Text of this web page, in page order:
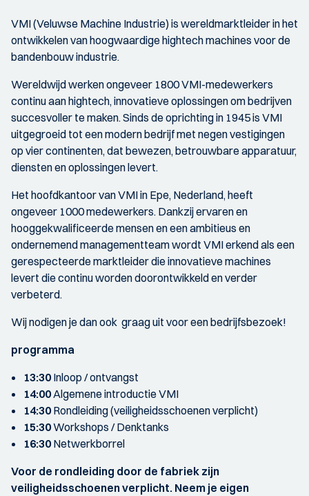
VMI (Veluwse Machine Industrie) is wereldmarktleider in het
ontwikkelen van hoogwaardige hightech machines voor de
bandenbouw industrie.
Wereldwijd werken ongeveer 1800 VMI-medewerkers
continu aan hightech, innovatieve oplossingen om bedrijven
succesvoller te maken. Sinds de oprichting in 1945 is VMI
uitgegroeid tot een modern bedrijf met negen vestigingen
op vier continenten, dat bewezen, betrouwbare apparatuur,
diensten en oplossingen levert.
Het hoofdkantoor van VMI in Epe, Nederland, heeft
ongeveer 1000 medewerkers. Dankzij ervaren en
hooggekwalificeerde mensen en een ambitieus en
ondernemend managementteam wordt VMI erkend als een
gerespecteerde marktleider die innovatieve machines
levert die continu worden doorontwikkeld en verder
verbeterd.
Wij nodigen je dan ook graag uit voor een bedrijfsbezoek!
programma
13:30 Inloop / ontvangst
14:00Algemene introductie VMI
14:30 Rondleiding (veiligheidsschoenen verplicht)
15:30Workshops / Denktanks
16:30 Netwerkborrel
Voor de rondleiding door de fabriek zijn
veiligheidsschoenen verplicht. Neem je eigen